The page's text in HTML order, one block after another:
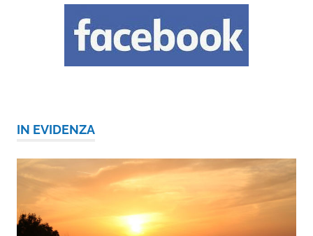
IN EVIDENZA